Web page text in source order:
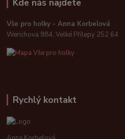
Vše pro holky - Anna Korbelová
Werichova 984, Velké Přílepy 252 64
Rychlý kontakt